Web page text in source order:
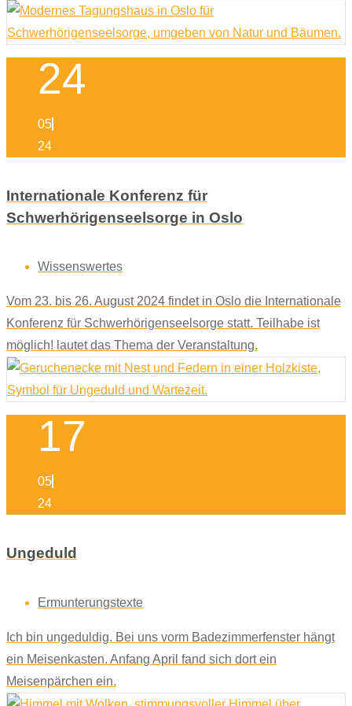
24
05
24
Internationale Konferenz für
Schwerhörigenseelsorge in Oslo
Wissenswertes
Vom 23. bis 26. August 2024 findet in Oslo die Internationale
Konferenz für Schwerhörigenseelsorge statt. Teilhabe ist
möglich! lautet das Thema der Veranstaltung.
17
05
24
Ungeduld
Ermunterungstexte
Ich bin ungeduldig. Bei uns vorm Badezimmerfenster hängt
ein Meisenkasten. Anfang April fand sich dort ein
Meisenpärchen ein.